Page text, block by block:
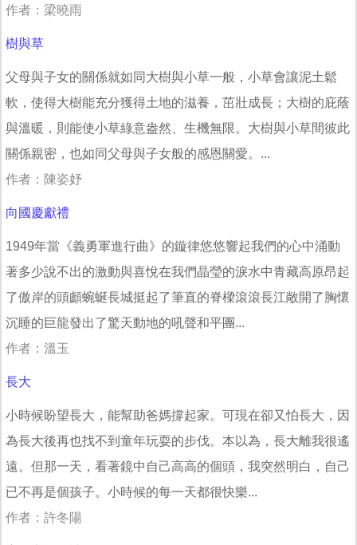
作者：梁曉雨
樹與草
父母與子女的關係就如同大樹與小草一般，小草會讓泥土鬆
軟，使得大樹能充分獲得土地的滋養，茁壯成長；大樹的庇蔭
與溫暖，則能使小草綠意盎然、生機無限。大樹與小草間彼此
關係親密，也如同父母與子女般的感恩關愛。...
作者：陳姿妤
向國慶獻禮
1949年當《義勇軍進行曲》的鏇律悠悠響起我們的心中涌動
著多少說不出的激動與喜悅在我們晶瑩的淚水中青藏高原昂起
了傲岸的頭顱蜿蜒長城挺起了筆直的脊樑滾滾長江敞開了胸懷
沉睡的巨龍發出了驚天動地的吼聲和平團...
作者：溫玉
長大
小時候盼望長大，能幫助爸媽撐起家。可現在卻又怕長大，因
為長大後再也找不到童年玩耍的步伐。本以為，長大離我很遙
遠。但那一天，看著鏡中自己高高的個頭，我突然明白，自己
已不再是個孩子。小時候的每一天都很快樂...
作者：許冬陽